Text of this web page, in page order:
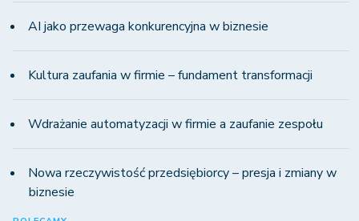
AI jako przewaga konkurencyjna w biznesie
Kultura zaufania w firmie – fundament transformacji
Wdrażanie automatyzacji w firmie a zaufanie zespołu
Nowa rzeczywistość przedsiębiorcy – presja i zmiany w
biznesie